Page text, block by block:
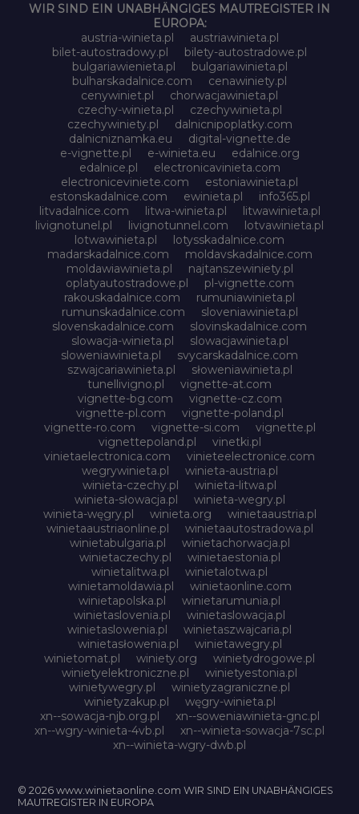
WIR SIND EIN UNABHÄNGIGES MAUTREGISTER IN
EUROPA:
austria-winieta.pl
austriawinieta.pl
bilet-autostradowy.pl
bilety-autostradowe.pl
bulgariawienieta.pl
bulgariawinieta.pl
bulharskadalnice.com
cenawiniety.pl
cenywiniet.pl
chorwacjawinieta.pl
czechy-winieta.pl
czechywinieta.pl
czechywiniety.pl
dalnicnipoplatky.com
dalnicniznamka.eu
digital-vignette.de
e-vignette.pl
e-winieta.eu
edalnice.org
edalnice.pl
electronicavinieta.com
electroniceviniete.com
estoniawinieta.pl
estonskadalnice.com
ewinieta.pl
info365.pl
litvadalnice.com
litwa-winieta.pl
litwawinieta.pl
livignotunel.pl
livignotunnel.com
lotvawinieta.pl
lotwawinieta.pl
lotysskadalnice.com
madarskadalnice.com
moldavskadalnice.com
moldawiawinieta.pl
najtanszewiniety.pl
oplatyautostradowe.pl
pl-vignette.com
rakouskadalnice.com
rumuniawinieta.pl
rumunskadalnice.com
sloveniawinieta.pl
slovenskadalnice.com
slovinskadalnice.com
slowacja-winieta.pl
slowacjawinieta.pl
sloweniawinieta.pl
svycarskadalnice.com
szwajcariawinieta.pl
słoweniawinieta.pl
tunellivigno.pl
vignette-at.com
vignette-bg.com
vignette-cz.com
vignette-pl.com
vignette-poland.pl
vignette-ro.com
vignette-si.com
vignette.pl
vignettepoland.pl
vinetki.pl
vinietaelectronica.com
vinieteelectronice.com
wegrywinieta.pl
winieta-austria.pl
winieta-czechy.pl
winieta-litwa.pl
winieta-słowacja.pl
winieta-wegry.pl
winieta-węgry.pl
winieta.org
winietaaustria.pl
winietaaustriaonline.pl
winietaautostradowa.pl
winietabulgaria.pl
winietachorwacja.pl
winietaczechy.pl
winietaestonia.pl
winietalitwa.pl
winietalotwa.pl
winietamoldawia.pl
winietaonline.com
winietapolska.pl
winietarumunia.pl
winietaslovenia.pl
winietaslowacja.pl
winietaslowenia.pl
winietaszwajcaria.pl
winietasłowenia.pl
winietawegry.pl
winietomat.pl
winiety.org
winietydrogowe.pl
winietyelektroniczne.pl
winietyestonia.pl
winietywegry.pl
winietyzagraniczne.pl
winietyzakup.pl
węgry-winieta.pl
xn--sowacja-njb.org.pl
xn--soweniawinieta-gnc.pl
xn--wgry-winieta-4vb.pl
xn--winieta-sowacja-7sc.pl
xn--winieta-wgry-dwb.pl
© 2026 www.winietaonline.com WIR SIND EIN UNABHÄNGIGES
MAUTREGISTER IN EUROPA